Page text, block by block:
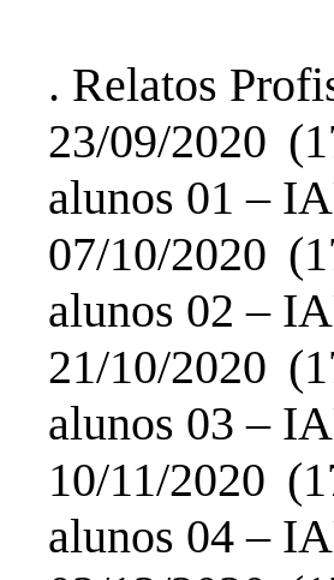
. Relatos
23/09/2020
alunos 01 –
07/10/2020
alunos 02 –
21/10/2020
alunos 03 –
10/11/2020
alunos 04 –